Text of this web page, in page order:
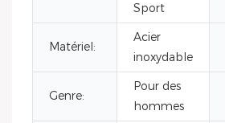
Sport
Matériel:
Acier
inoxydable
Genre:
Pour des
hommes